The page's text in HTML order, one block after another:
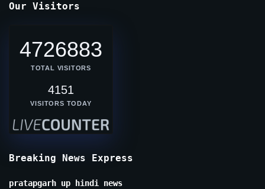
Our Visitors
4726883
TOTAL VISITORS
4151
VISITORS TODAY
Breaking News Express
pratapgarh up hindi news